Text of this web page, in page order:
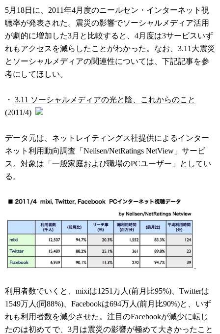
5月18日に、2011年4月度のニールセン・インターネット視
聴率が発表された。震災の影響でソーシャルメディア活用
が劇的に増加した3月と比較すると、4月度は3サービスいず
れもアクセスを減らしたことがわかった。なお、3.11大震災
とソーシャルメディアの関連性については、下記記事を参
考にしてほしい。
・ 3.11 ソーシャルメディアの光と陰、これからのこと
(2011/4)
データ元は、ネットレイティングス社提供によるインター
ネット利用動向調査「Neilsen/NetRatings NetView」サービ
ス。対象は「一般家庭および職場のPCユーザー」としてい
る。
利用者数でいくと、mixiは1251万人(前月比95%)、Twitterは
1549万人(同88%)、Facebookは694万人(前月比90%)と、いず
れも利用者数を減少させた。注目のFacebookが減少に転じ
たのは初めてで、3月は震災の影響が極めて大きかったこと